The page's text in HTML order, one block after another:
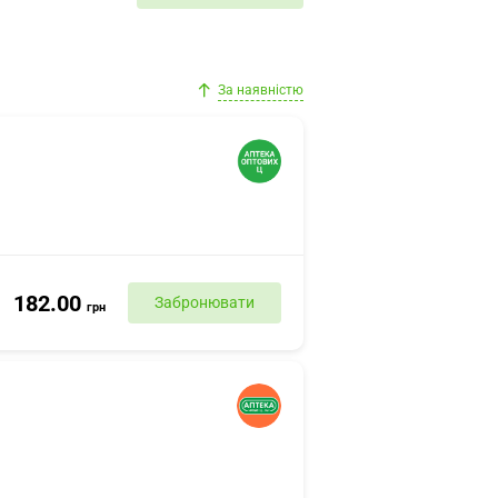
За наявністю
182.00 грн Забронювати